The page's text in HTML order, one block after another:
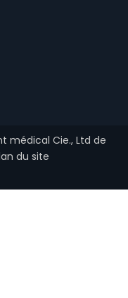
médical Cie., Ltd de
du site